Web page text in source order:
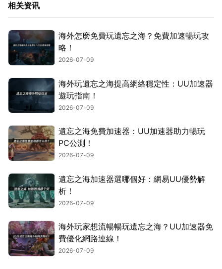
相关资讯
海外怎麽免費玩遺忘之海？免費加速暢玩攻
略！
2026-07-09
海外玩遺忘之海提高網絡穩定性：UU加速器
遊玩指南！
2026-07-09
遺忘之海免費加速器：UU加速器助力暢玩
PC公測！
2026-07-09
遺忘之海加速器選哪個好：網易UU優勢解
析！
2026-07-09
海外玩家想流暢暢玩遺忘之海？UU加速器免
費優化網路連線！
2026-07-09